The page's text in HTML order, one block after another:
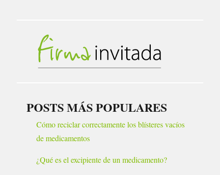
POSTS MÁS POPULARES
Cómo reciclar correctamente los blísteres vacíos
de medicamentos
¿Qué es el excipiente de un medicamento?